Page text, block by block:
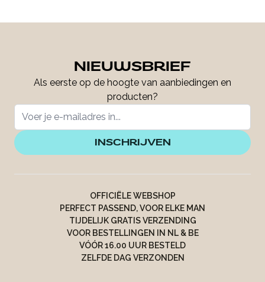
NIEUWSBRIEF
Als eerste op de hoogte van aanbiedingen en
producten?
INSCHRIJVEN
OFFICIËLE WEBSHOP
PERFECT PASSEND, VOOR ELKE MAN
TIJDELIJK GRATIS VERZENDING
VOOR BESTELLINGEN IN NL & BE
VÓÓR 16.00 UUR BESTELD
ZELFDE DAG VERZONDEN